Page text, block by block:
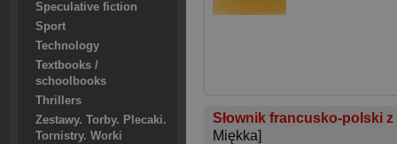
Speculative fiction
Sport
Technology
Textbooks /
schoolbooks
Thrillers
Zestawy. Torby. Plecaki.
Tornistry. Worki
Słownik francusko-polski
Miękka]